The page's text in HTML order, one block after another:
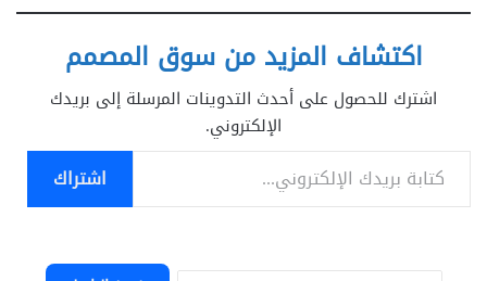
اكتشاف المزيد من سوق المصمم
اشترك للحصول على أحدث التدوينات المرسلة إلى بريدك
الإلكتروني.
كتابة بريدك الإلكتروني...
اشتراك